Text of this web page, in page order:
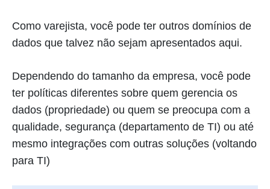
Como varejista, você pode ter outros domínios de
dados que talvez não sejam apresentados aqui.
Dependendo do tamanho da empresa, você pode
ter políticas diferentes sobre quem gerencia os
dados (propriedade) ou quem se preocupa com a
qualidade, segurança (departamento de TI) ou até
mesmo integrações com outras soluções (voltando
para TI)